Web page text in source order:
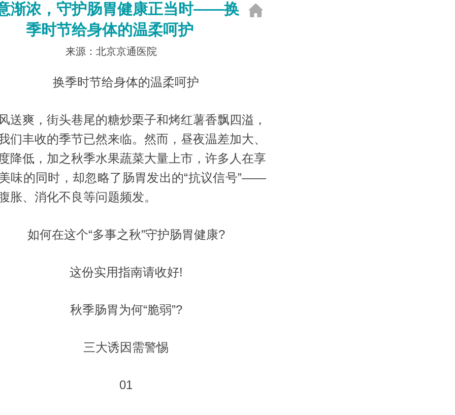
渐浓，守护肠胃健康正当时——换
季时节给身体的温柔呵护
来源：北京京通医院
换季时节给身体的温柔呵护
，街头巷尾的糖炒栗子和烤红薯香飘四溢，
们丰收的季节已然来临。然而，昼夜温差加大、
降低，加之秋季水果蔬菜大量上市，许多人在享
味的同时，却忽略了肠胃发出的“抗议信号”——
胀、消化不良等问题频发。
如何在这个“多事之秋”守护肠胃健康?
这份实用指南请收好!
秋季肠胃为何“脆弱”?
三大诱因需警惕
01